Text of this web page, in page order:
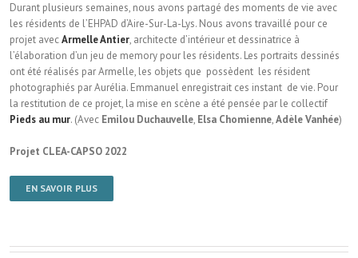
Durant plusieurs semaines, nous avons partagé des moments de vie avec
les résidents de l’EHPAD d’Aire-Sur-La-Lys. Nous avons travaillé pour ce
projet avecArmelle Antier, architecte d’intérieur et dessinatrice à
l’élaboration d’un jeu de memory pour les résidents. Les portraits dessinés
ont été réalisés par Armelle, les objets que possèdent les résident
photographiés par Aurélia. Emmanuel enregistrait ces instant de vie. Pour
la restitution de ce projet, la mise en scène a été pensée par le collectif
Pieds au mur. (Avec Emilou Duchauvelle, Elsa Chomienne,Adèle Vanhée)
Projet CLEA-CAPSO 2022
EN SAVOIR PLUS